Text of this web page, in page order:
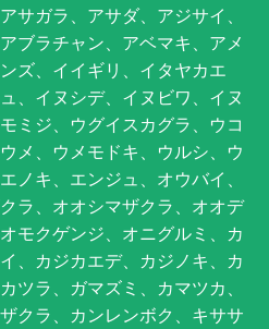
サガラ、アサダ、アジサイ、
ブラチャン、アベマキ、アメ
ズ、イイギリ、イタヤカエ
、イヌシデ、イヌビワ、イヌ
ミジ、ウグイスカグラ、ウコ
メ、ウメモドキ、ウルシ、ウ
ノキ、エンジュ、オウバイ、
ラ、オオシマザクラ、オオデ
モクゲンジ、オニグルミ、カ
、カジカエデ、カジノキ、カ
ツラ、ガマズミ、カマツカ、
クラ、カンレンボク、キササ